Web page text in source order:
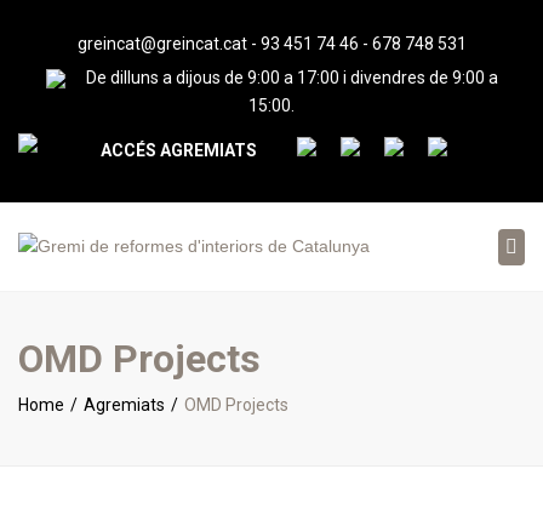
greincat@greincat.cat- 93 451 74 46 - 678 748 531
De dilluns a dijous de 9:00 a 17:00 i divendres de 9:00 a
15:00.
ACCÉS AGREMIATS
OMD Projects
Home Agremiats OMD Projects